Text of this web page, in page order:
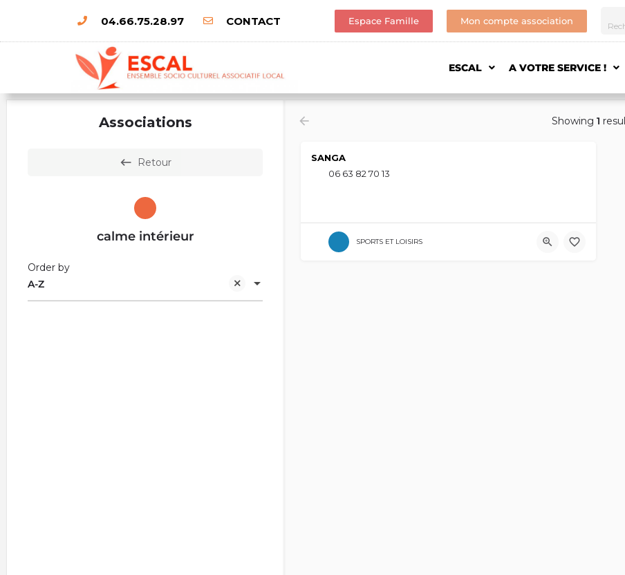
04.66.75.28.97 CONTACT Espace Famille Mon compte association
ESCAL A VOTRE SERVICE !
Associations
Retour
calme intérieur
A-Z
Order by
Showing 1
SANGA
06 63 82 70 13
SPORTS ET LOISIRS